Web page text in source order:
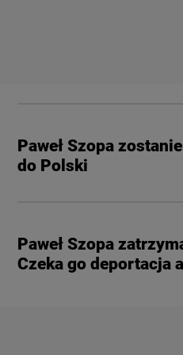
Paweł Szopa
do Polski
Paweł Szopa
Czeka go deportacja